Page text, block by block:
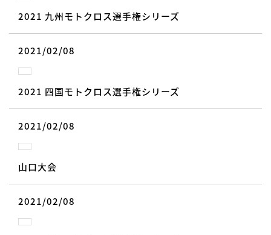
2021 九州モトクロス選手権シリーズ
2021/02/08
2021 四国モトクロス選手権シリーズ
2021/02/08
山口大会
2021/02/08